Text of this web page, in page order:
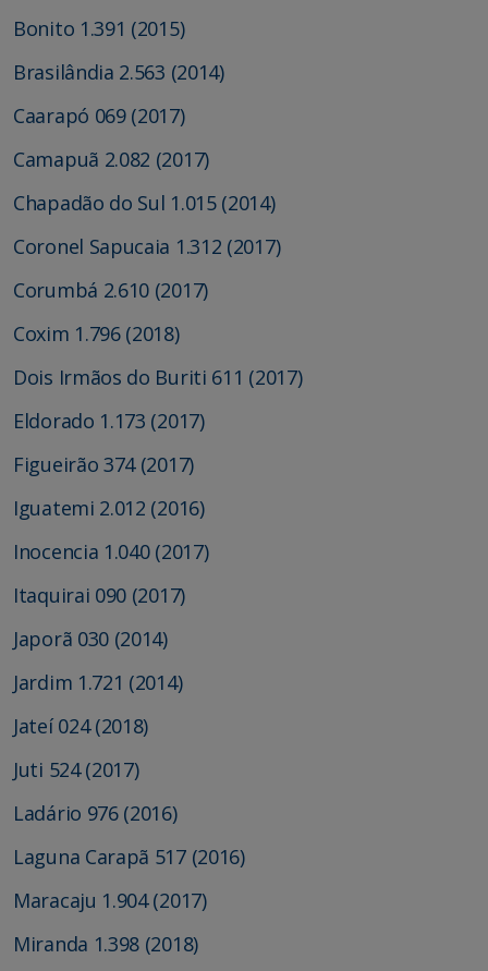
Bonito 1.391 (2015)
Brasilândia 2.563 (2014)
Caarapó 069 (2017)
Camapuã 2.082 (2017)
Chapadão do Sul 1.015 (2014)
Coronel Sapucaia 1.312 (2017)
Corumbá 2.610 (2017)
Coxim 1.796 (2018)
Dois Irmãos do Buriti 611 (2017)
Eldorado 1.173 (2017)
Figueirão 374 (2017)
Iguatemi 2.012 (2016)
Inocencia 1.040 (2017)
Itaquirai 090 (2017)
Japorã 030 (2014)
Jardim 1.721 (2014)
Jateí 024 (2018)
Juti 524 (2017)
Ladário 976 (2016)
Laguna Carapã 517 (2016)
Maracaju 1.904 (2017)
Miranda 1.398 (2018)